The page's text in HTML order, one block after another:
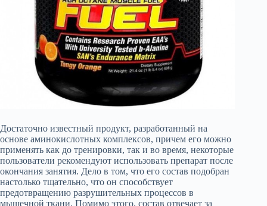
Достаточно известный продукт, разработанный на
основе аминокислотных комплексов, причем его можно
применять как до тренировки, так и во время, некоторые
пользователи рекомендуют использовать препарат после
окончания занятия. Дело в том, что его состав подобран
настолько тщательно, что он способствует
предотвращению разрушительных процессов в
мышечной ткани. Помимо этого, состав отвечает за